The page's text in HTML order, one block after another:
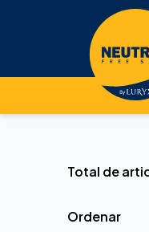
Total de
Ordenar